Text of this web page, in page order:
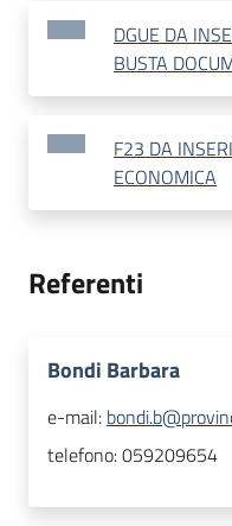
DGUE DA
BUSTA
F23 DA
ECONOMICA
Referenti
Bondi Barbara
e-mail:
telefono:059209654